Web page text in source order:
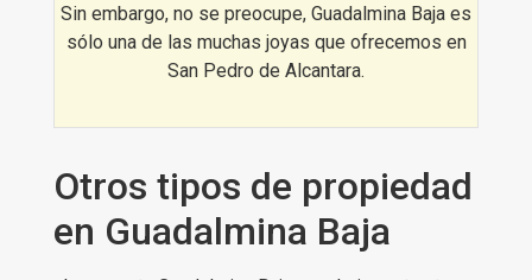
¿Quieres verlo por ti mismo?,
Descubrelas mejores aticos en
Guadalmina Baja:
Sin embargo, no se preocupe, Guadalmina Baja es
sólo una de las muchas joyas que ofrecemos en
San Pedro de Alcantara.
Otros tipos de propiedad
en Guadalmina Baja